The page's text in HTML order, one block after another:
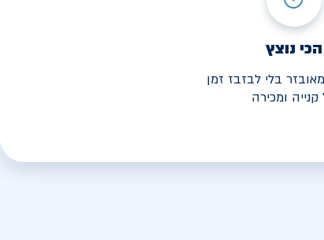
הכי נוצץ
בלי לבזבז זמן
קנייה ומכירה
מ- 3,190